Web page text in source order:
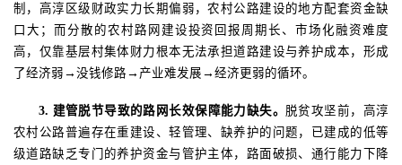
制，高淳区级财政实力长期偏弱，农村公路建设的地方配套资金缺
口大；而分散的农村路网建设投资回报周期长、市场化融资难度
高，仅靠基层村集体 财力根本无法承担道路建设与养护成本，形成
了经济弱 →没钱修路→产业难发展→经济更弱的循环。
3. 建管脱节导致的路网长效保障能力缺失。 脱贫攻坚前，高淳
农村公路普遍存在重建设、轻管理、缺养护的问题，已建成的低等
级道路缺乏专门的养护资金与管护主体，路面破损、通行能力下降